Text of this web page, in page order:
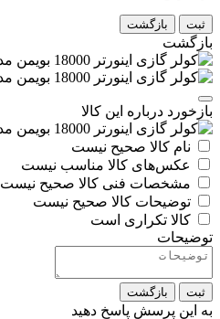
ثبت بازگشت
بازگشت
بازخورد درباره این کالا
نام کالا صحیح نیست
عکس‌های کالا مناسب نیست
مشخصات فنی کالا صحیح نیست
توضیحات کالا صحیح نیست
کالا تکراری است
توضیحات
ثبت بازگشت
به این پرسش پاسخ دهید